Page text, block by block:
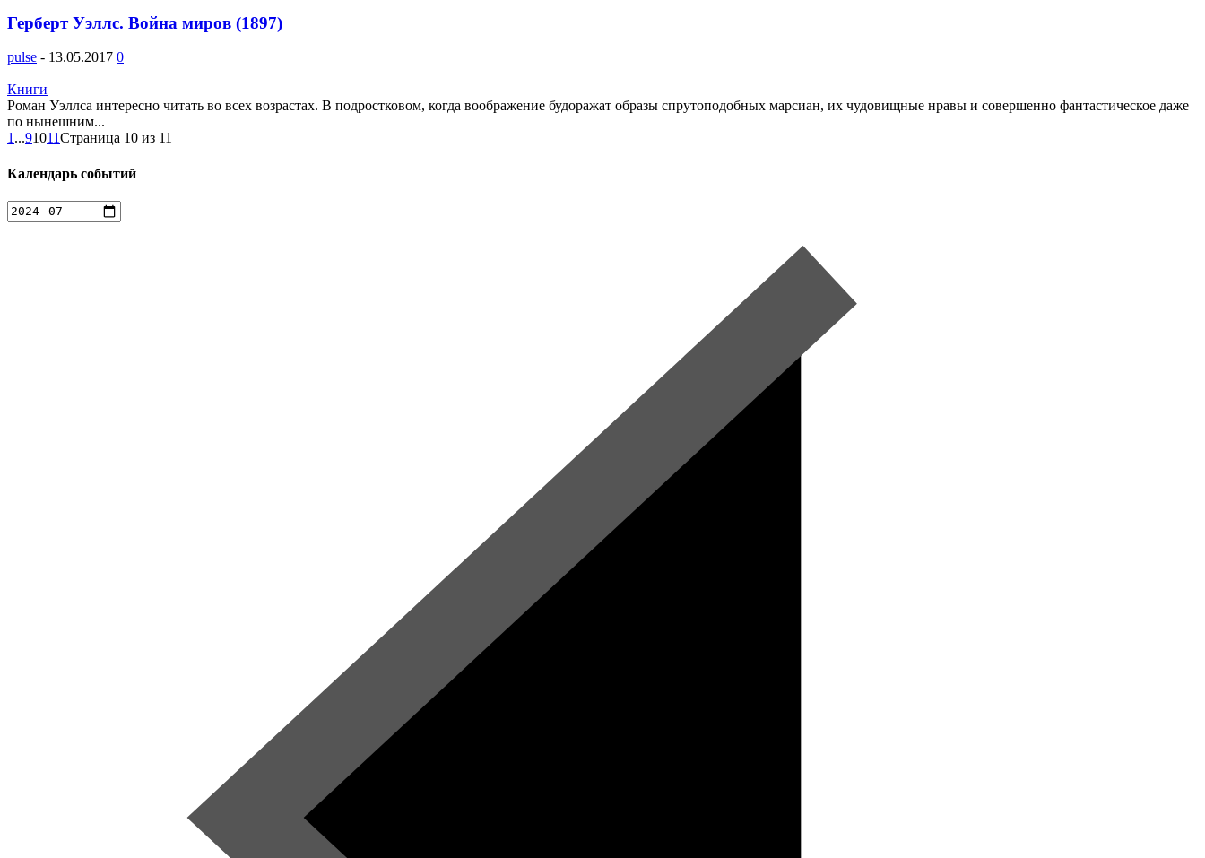
Герберт Уэллс. Война миров (1897)
pulse - 13.05.2017 0
Книги
Роман Уэллса интересно читать во всех возрастах. В подростковом, когда воображение будоражат образы спрутоподобных марсиан, их чудовищные нравы и совершенно фантастическое даже
по нынешним...
1 ...91011Страница 10 из 11
Календарь событий